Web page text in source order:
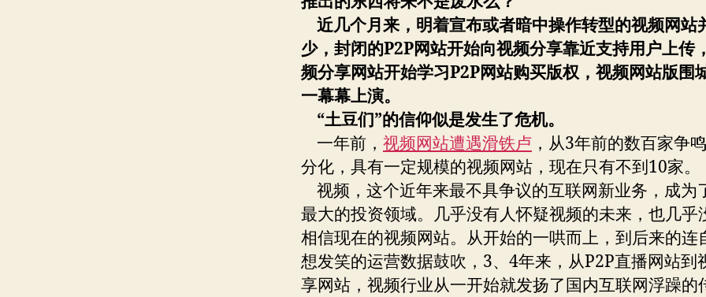
近几个月来，明着宣布或者暗中操作转型的视频网站
少，封闭的P2P网站开始向视频分享靠近支持用户上传
频分享网站开始学习P2P网站购买版权，视频网站版围
一幕幕上演。
“土豆们”的信仰似是发生了危机。
一年前， 视频网站遭遇滑铁卢 ，从3年前的数百家争
分化，具有一定规模的视频网站，现在只有不到10家。
视频，这个近年来最不具争议的互联网新业务，成为
最大的投资领域。几乎没有人怀疑视频的未来，也几乎
相信现在的视频网站。从开始的一哄而上，到后来的连
想发笑的运营数据鼓吹，3、4年来，从P2P直播网站到
享网站，视频行业从一开始就发扬了国内互联网浮躁的